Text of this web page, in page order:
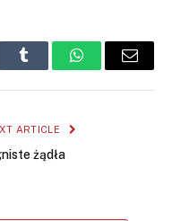
Tumblr WhatsAppEmail
ARTICLE
żądła